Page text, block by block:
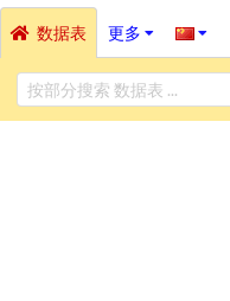
数据表 更多